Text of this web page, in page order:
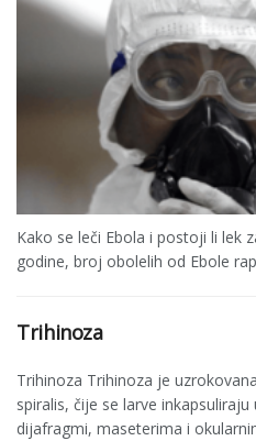
Kako se leči Ebola i postoji li lek
godine, broj obolelih od Ebole
Trihinoza
Trihinoza Trihinoza je
spiralis, čije se larve
dija­fragmi, maseterima i